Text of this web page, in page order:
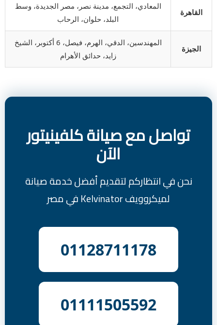
القاهرة
المعادي، التجمع، مدينة نصر، مصر الجديدة، وسط
البلد، حلوان، الرحاب
الجيزة
المهندسين، الدقي، الهرم، فيصل، 6 أكتوبر، الشيخ
زايد، حدائق الأهرام
تواصل مع صيانة كلفينيتور
الآن
نحن في انتظاركم لتقديم أفضل خدمة صيانة
لميكروويف Kelvinator في مصر
01128711178
01111505592